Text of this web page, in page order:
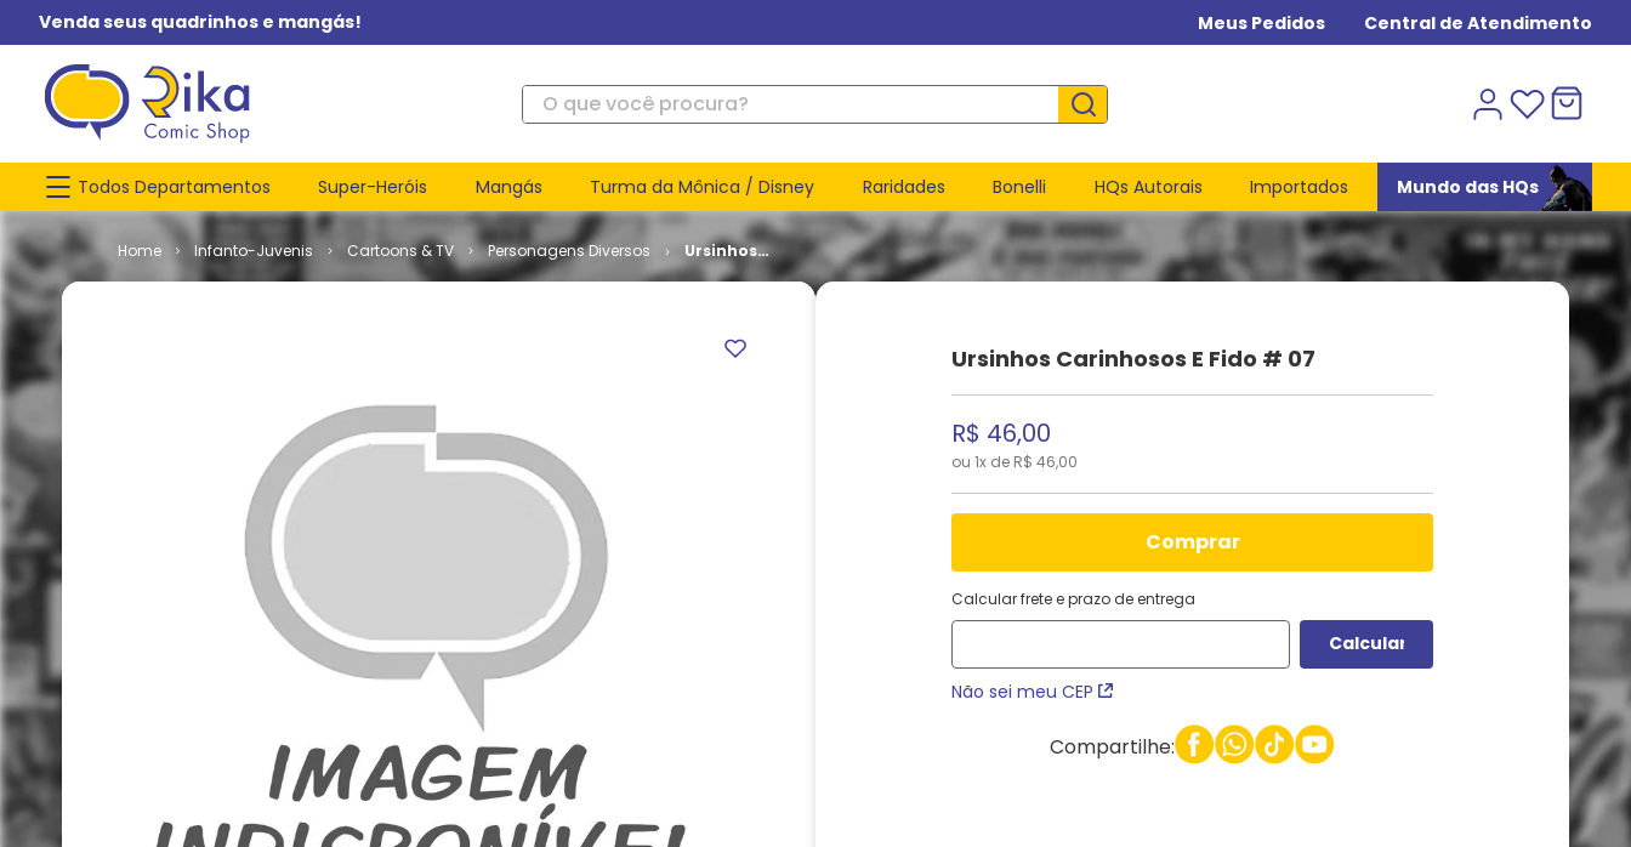
Venda seus quadrinhos e mangás! Meus Pedidos Central de Atendimento
O que você procura?
Todos Departamentos Super-Heróis Mangás Turma da Mônica / Disney Raridades Bonelli HQs Autorais Importados Mundo das HQs
Infanto-Juvenis Cartoons & TV Personagens Diversos
Ursinhos
Carinhosos
Ursinhos Carinhosos E Fido # 07
R$ 46,00
ou 1x de R$ 46,00
comprar
Calcular frete e prazo de entrega
Não sei meu CEP
Compartilhe: